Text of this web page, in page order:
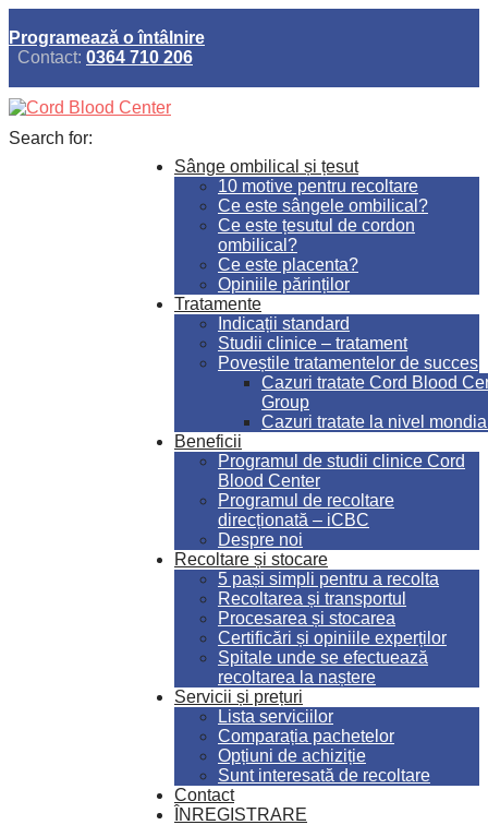
Programează o întâlnire
Contact: 0364 710 206
Sânge ombilical și țesut
10 motive pentru recoltare
Ce este sângele ombilical?
Ce este țesutul de cordon
ombilical?
Ce este placenta?
Opiniile părinților
Tratamente
Indicații standard
Studii clinice – tratament
Poveștile tratamentelor de succes
Cazuri tratate Cord Blood
Group
Cazuri tratate la nivel
Beneficii
Programul de studii clinice Cord
Blood Center
Programul de recoltare
direcționată – iCBC
Despre noi
Recoltare și stocare
5 pași simpli pentru a recolta
Recoltarea și transportul
Procesarea și stocarea
Certificări și opiniile experților
Spitale unde se efectuează
recoltarea la naștere
Servicii și prețuri
Lista serviciilor
Comparația pachetelor
Opțiuni de achiziție
Sunt interesată de recoltare
Contact
ÎNREGISTRARE
Search for: